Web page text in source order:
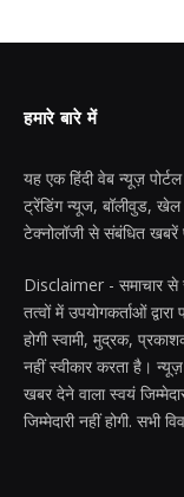
हमारे बारे में
यह एक हिंदी वेब न्यूज़
ट्रेंडिंग न्यूज, बॉलीवुड,
टेक्नोलॉजी से संबंधित खबरें
Disclaimer - समाचार से
तत्वों में उपयोगकर्ताओं
होगी स्वामी, मुद्रक,
नहीं स्वीकार करता है।
खबर देने वाला स्वयं
जिम्मेदारी नहीं होगी. सभी